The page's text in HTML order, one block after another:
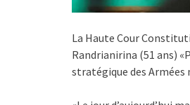
La Haute Cour
Randrianirina (51 ans)
stratégique des Armées